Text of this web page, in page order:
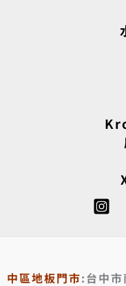
中區地板門市:台中